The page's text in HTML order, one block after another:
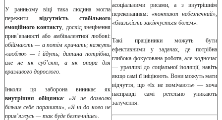
У ранньому віці така людина могла
пережити відсутність стабільного
емоційного контакту, досвід знецінення
прив’язаності або амбівалентної любові:
обіймають — а потім кричать; кажуть
«люблю» — і йдуть; дитина потрібна,
але не як суб’єкт, а як опора для
вразливого дорослого.
Інколи ця заборона виникає як
внутрішня обіцянка: «Я не дозволю
більше себе поранити», «Я ні до кого не
прив’яжусь — так буде безпечніше».
асоціальними рисами, а з внутрішнім
переконанням: «контакт небезпечний»,
«близькість закінчується болем».
Такі працівники можуть бути
ефективними у задачах, де потрібна
глибока фокусована робота, але водночас
— уразливі до соціальної ізоляції, навіть
якщо самі її ініціюють. Вони можуть мати
відчуття, що «їх не помічають» — хоча
насправді самі ретельно уникають
залучення.